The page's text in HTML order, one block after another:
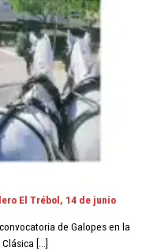
El Trébol, 14 de junio
de Galopes en la
[...]